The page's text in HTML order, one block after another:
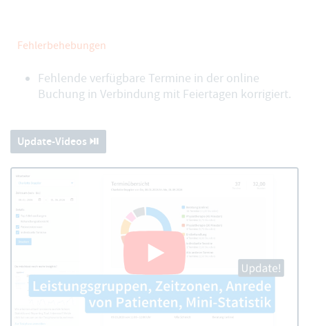
Fehlerbehebungen
Fehlende verfügbare Termine in der online
Buchung in Verbindung mit Feiertagen korrigiert.
Update-Videos ⏯️